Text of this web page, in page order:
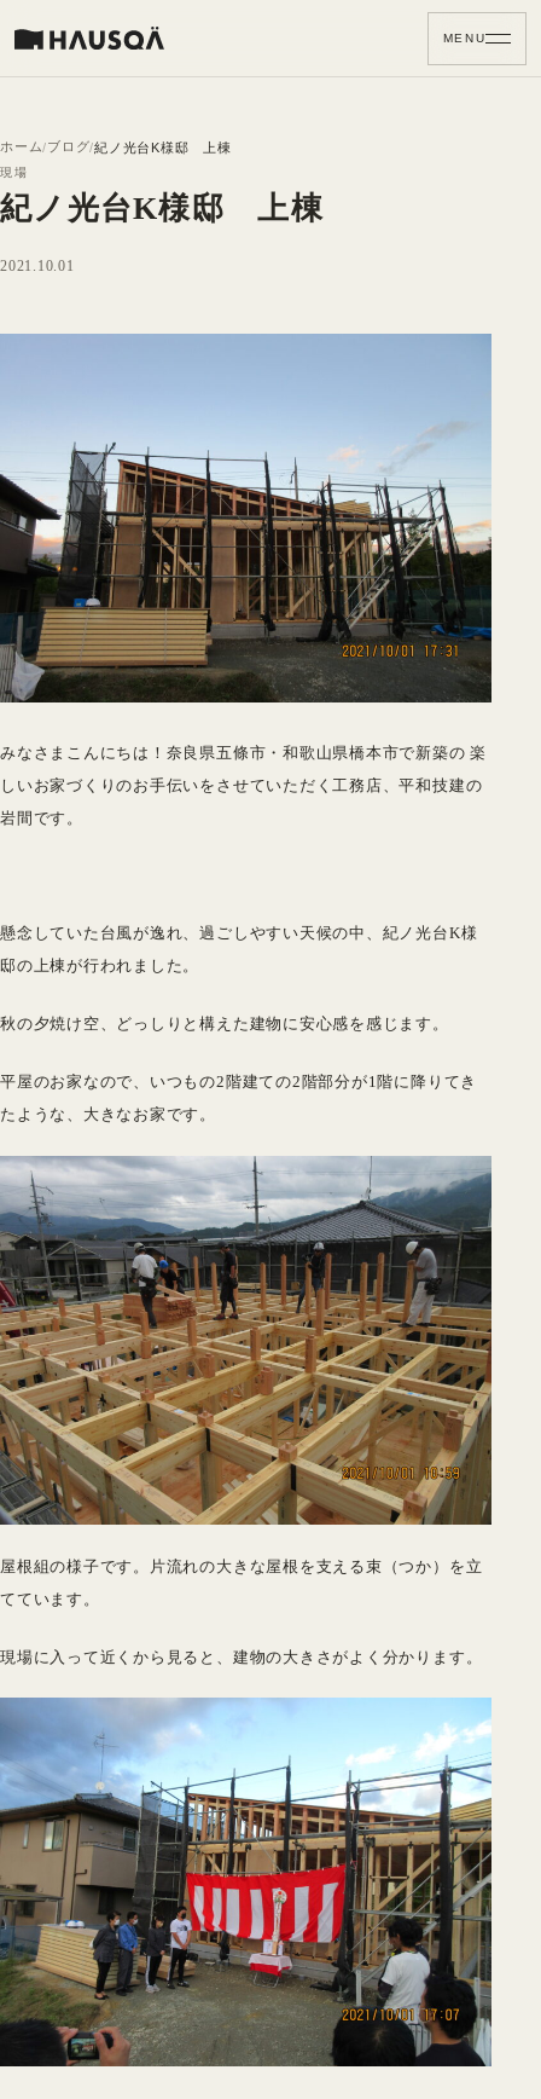
MENU
ホーム ブログ 紀ノ光台K様邸 上棟
現場
紀ノ光台K様邸 上棟
2021.10.01
みなさまこんにちは！奈良県五條市・和歌山県橋本市で新築の 楽
しいお家づくりのお手伝いをさせていただく工務店、平和技建の
岩間です。
懸念していた台風が逸れ、過ごしやすい天候の中、紀ノ光台K様
邸の上棟が行われました。
秋の夕焼け空、どっしりと構えた建物に安心感を感じます。
平屋のお家なので、いつもの2階建ての2階部分が1階に降りてき
たような、大きなお家です。
屋根組の様子です。片流れの大きな屋根を支える束（つか）を立
てています。
現場に入って近くから見ると、建物の大きさがよく分かります。